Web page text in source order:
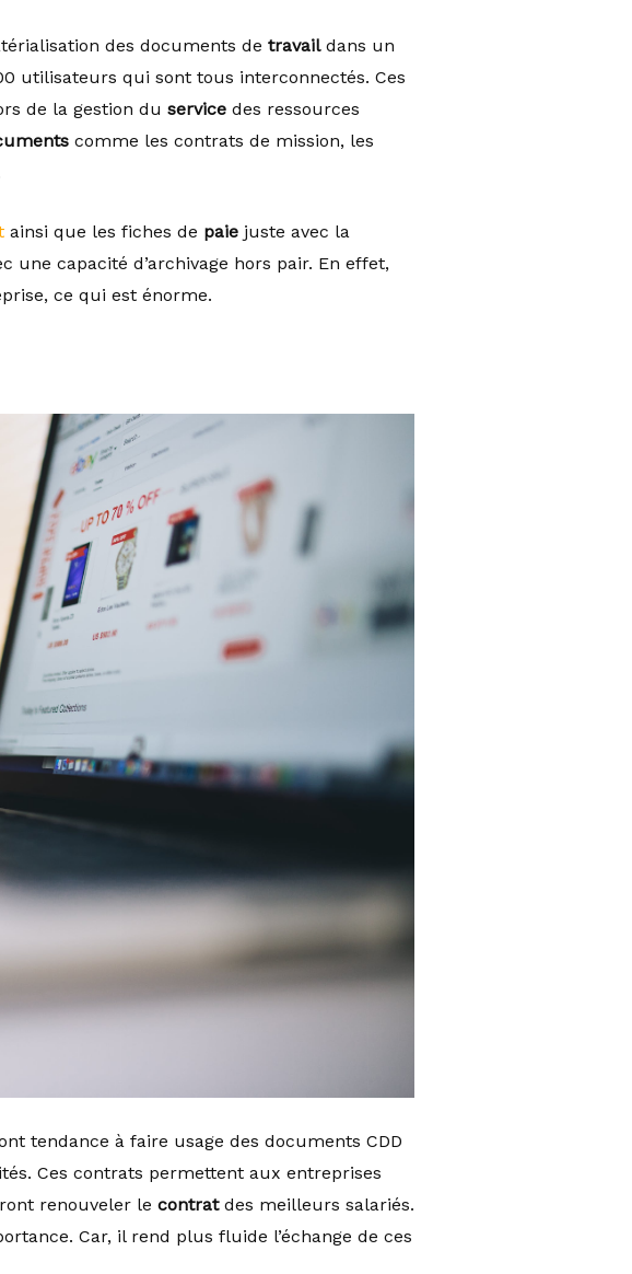
des documents de travaildans un
utilisateurs qui sont tous interconnectés. Ces
de la gestion du servicedes ressources
comme les contrats de mission, les
ainsi que les fiches de paiejuste avec la
une capacité d’archivage hors pair. En effet,
ce qui est énorme.
tendance à faire usage des documents CDD
Ces contrats permettent aux entreprises
renouveler le contratdes meilleurs salariés.
Car, il rend plus fluide l’échange de ces